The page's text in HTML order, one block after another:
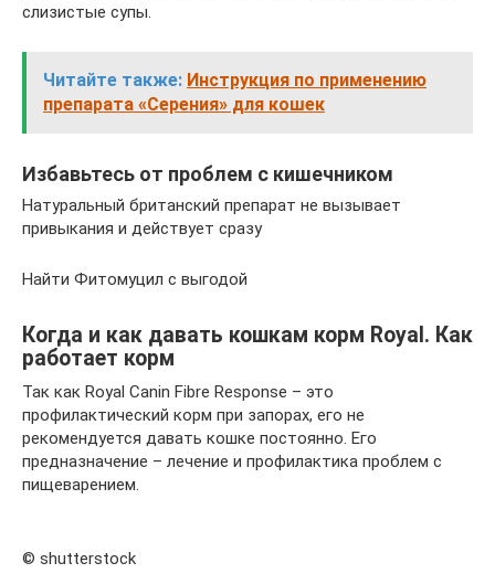
слизистые супы.
Читайте также: Инструкция по применению
препарата «Серения» для кошек
Избавьтесь от проблем с кишечником
Натуральный британский препарат не вызывает
привыкания и действует сразу
Найти Фитомуцил с выгодой
Когда и как давать кошкам корм Royal. Как
работает корм
Так как Royal Canin Fibre Response – это
профилактический корм при запорах, его не
рекомендуется давать кошке постоянно. Его
предназначение – лечение и профилактика проблем с
пищеварением.
© shutterstock